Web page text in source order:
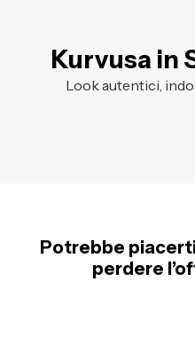
Kurvusa in
Look autentici,
Potrebbe
perdere